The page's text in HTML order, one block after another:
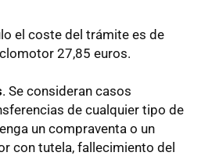
el coste del trámite es de
27,85 euros.
. Se consideran casos
de cualquier tipo de
un compraventa o un
con tutela, fallecimiento del